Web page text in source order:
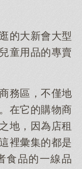
的大新會大型
童用品的專賣
務區，不僅地
在它的購物商
地，因為店租
裡彙集的都是
食品的一線品